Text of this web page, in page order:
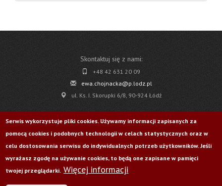
Skontaktuj się z nami:
+48 42 631 20 09
ewa.chojnacka@p.lodz.pl
ul. Ks. I. Skorupki 6/8, 90-924 Łódź
Pobierz
Życie Uczelni nr 176
Odwiedź nas na:
Serwis wykorzystuje pliki cookies. Używamy informacji zapisanych za
pomocą cookies i podobnych technologii w celach statystycznych oraz w
celu dostosowania serwisu do indywidualnych potrzeb użytkowników. Jeśli
wyrażasz zgodę na używanie cookies, to będą one zapisane w pamięci
twojej przeglądarki. Więcej informacji